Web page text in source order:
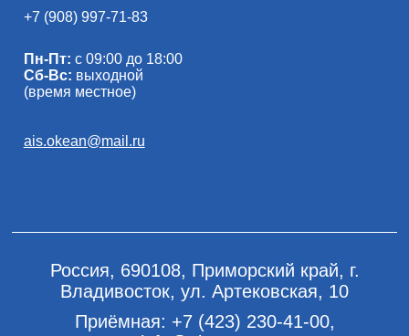
+7 (908) 997-71-83
Пн-Пт: с 09:00 до 18:00
Сб-Вс: выходной
(время местное)
ais.okean@mail.ru
Россия, 690108, Приморский край, г.
Владивосток, ул. Артековская, 10
Приёмная: +7 (423) 230-41-00,